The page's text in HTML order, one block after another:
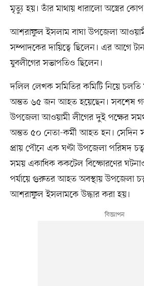
মৃত্যু হয়। তাঁর মাথায় ধারালো অস্ত্রের
আশরাফুল ইসলাম বাঘা উপজেলা
সম্পাদকের দায়িত্বে ছিলেন। এর আগে
যুবলীগের সভাপতিও ছিলেন।
দলিল লেখক সমিতির কমিটি নিয়ে চলতি
অন্তত ৬৫ জন আহত হয়েছেন। সবশেষ
উপজেলা আওয়ামী লীগের দুই পক্ষের
অন্তত ৫০ নেতা-কর্মী আহত হন। সেদিন
প্রায় পৌনে এক ঘণ্টা উপজেলা পরিষদ
সময় একাধিক ককটেল বিস্ফোরণের
পর্যায়ে গুরুতর আহত অবস্থায় উপজেলা
আশরাফুল ইসলামকে উদ্ধার করা হয়।